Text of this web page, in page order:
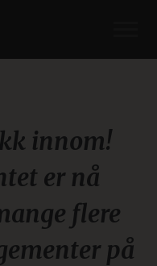
innom!
er nå
flere
på